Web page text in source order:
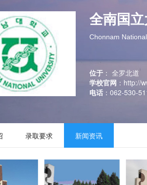
规划助手 留学申请助手
全南国
Chonnam
位于 ： 全罗北道
学校官网 ： http://
电话 ： 062-530-
录取要求 新闻资讯